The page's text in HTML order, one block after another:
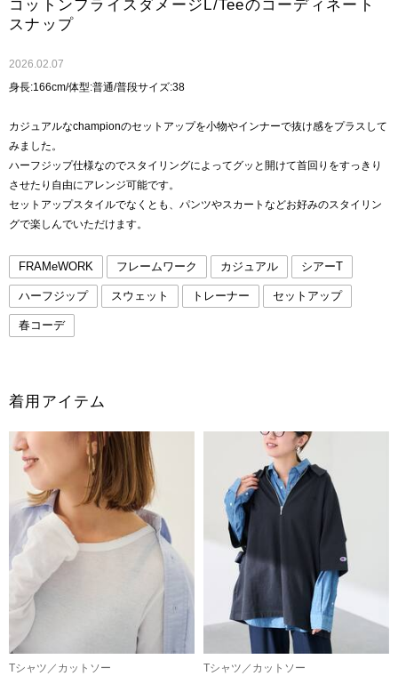
コットンフライスダメージL/Teeのコーディネート
スナップ
2026.02.07
身長:166cm/体型:普通/普段サイズ:38
カジュアルなchampionのセットアップを小物やインナーで抜け感をプラスして
みました。
ハーフジップ仕様なのでスタイリングによってグッと開けて首回りをすっきり
させたり自由にアレンジ可能です。
セットアップスタイルでなくとも、パンツやスカートなどお好みのスタイリン
グで楽しんでいただけます。
FRAMeWORK フレームワーク カジュアル シアーT
ハーフジップ スウェット トレーナー セットアップ
春コーデ
着用アイテム
Tシャツ／カットソー
Tシャツ／カットソー